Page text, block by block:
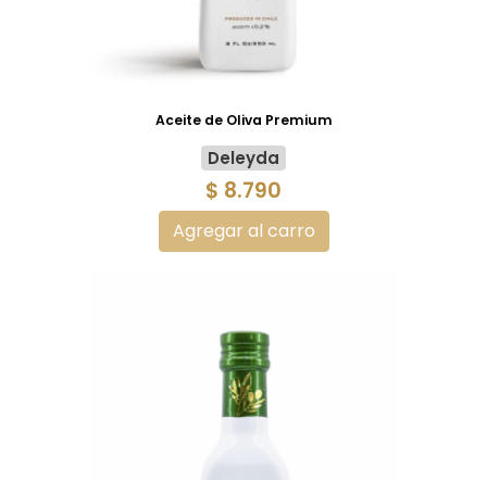
Aceite de Oliva Premium
Deleyda
$ 8.790
Agregar al carro